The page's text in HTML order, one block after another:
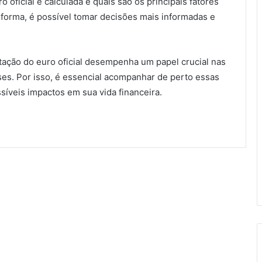
é possível tomar decisões mais informadas e
do euro oficial desempenha um papel crucial nas
Por isso, é essencial acompanhar de perto essas
impactos em sua vida financeira.